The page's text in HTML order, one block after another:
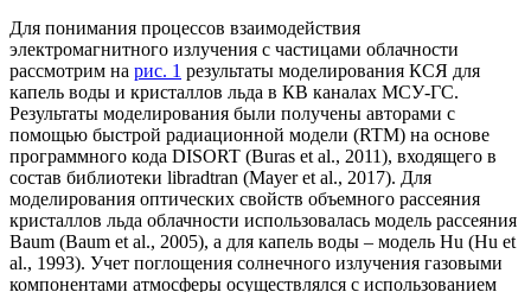
Для понимания процессов взаимодействия
электромагнитного излучения с частицами облачности
рассмотрим на рис. 1 результаты моделирования КСЯ для
капель воды и кристаллов льда в КВ каналах МСУ-ГС.
Результаты моделирования были получены авторами с
помощью быстрой радиационной модели (RTM) на основе
программного кода DISORT (Buras et al., 2011), входящего в
состав библиотеки libradtran (Mayer et al., 2017). Для
моделирования оптических свойств объемного рассеяния
кристаллов льда облачности использовалась модель рассеяния
Baum (Baum et al., 2005), а для капель воды – модель Hu (Hu et
al., 1993). Учет поглощения солнечного излучения газовыми
компонентами атмосферы осуществлялся с использованием